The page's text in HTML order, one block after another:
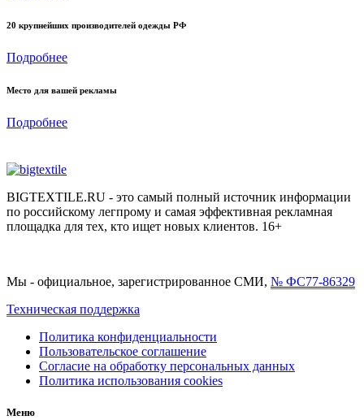
20 крупнейших производителей одежды РФ
Подробнее
Место для вашей рекламы
Подробнее
BIGTEXTILE.RU - это самый полный источник информации
по российскому легпрому и самая эффективная рекламная
площадка для тех, кто ищет новых клиентов. 16+
Мы - официальное, зарегистрированное СМИ, № ФС77-86329
Техническая поддержка
Политика конфиденциальности
Пользовательское соглашение
Согласие на обработку персональных данных
Политика использования cookies
Меню